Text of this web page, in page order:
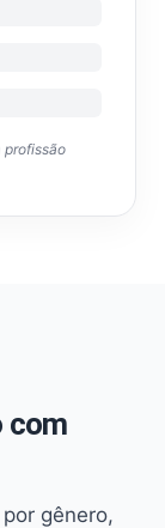
profissão
com
gênero,